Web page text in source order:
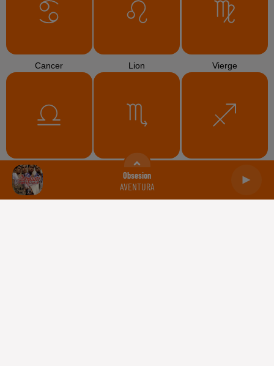
Obsesion
AVENTURA
Cancer Lion Vierge
Balance Scorpion